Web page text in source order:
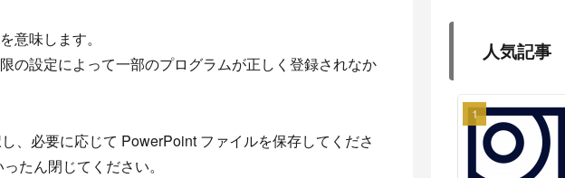
意味します。
の設定によって一部のプログラムが正しく登録されなか
、必要に応じて PowerPoint ファイルを保存してくださ
たん閉じてください。
人気記事